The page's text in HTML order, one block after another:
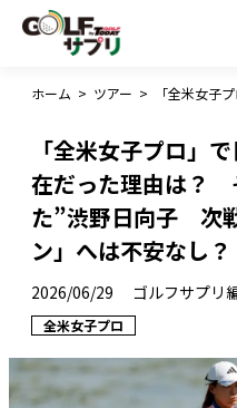
ホーム > ツアー >
「全米女子プロ」
在だった理由は？
た”渋野日向子 次
ン」へは不安なし？
2026/06/29 ゴルフサプリ
全米女子プロ